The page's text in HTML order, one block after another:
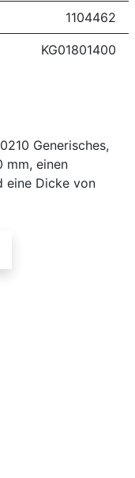
1104462
KG01801400
Generisches,
mm, einen
eine Dicke von